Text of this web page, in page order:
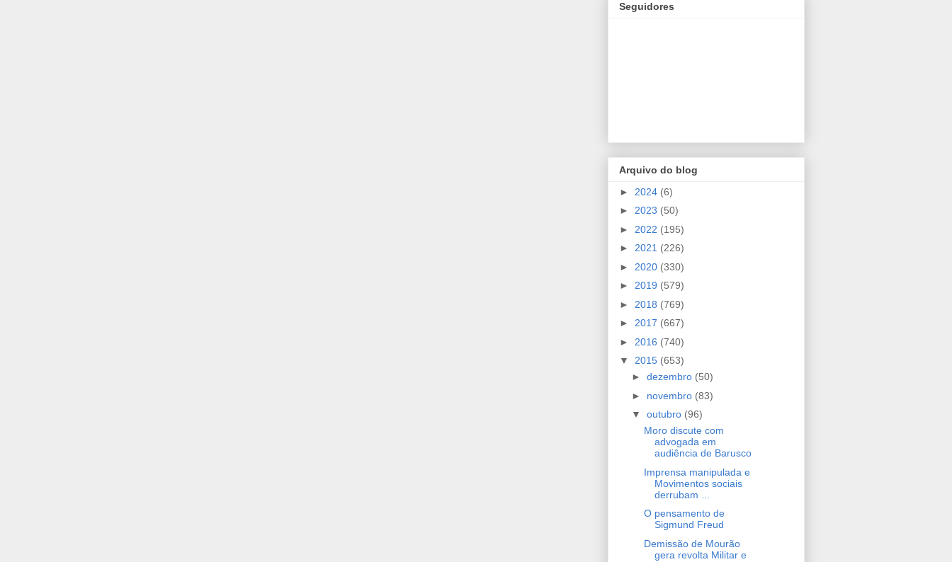
Seguidores
Arquivo do blog
► 2024 (6)
► 2023 (50)
► 2022 (195)
► 2021 (226)
► 2020 (330)
► 2019 (579)
► 2018 (769)
► 2017 (667)
► 2016 (740)
▼ 2015 (653)
► dezembro (50)
► novembro (83)
▼ outubro (96)
Moro discute com
advogada em
audiência de Barusco
Imprensa manipulada e
Movimentos sociais
derrubam ...
O pensamento de
Sigmund Freud
Demissão de Mourão
gera revolta Militar e